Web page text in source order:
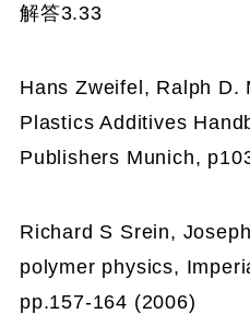
解答3.33
Hans Zweifel, Ralph D.
Plastics Additives
Publishers Munich,
Richard S Srein,
polymer physics,
pp.157-164 (2006)